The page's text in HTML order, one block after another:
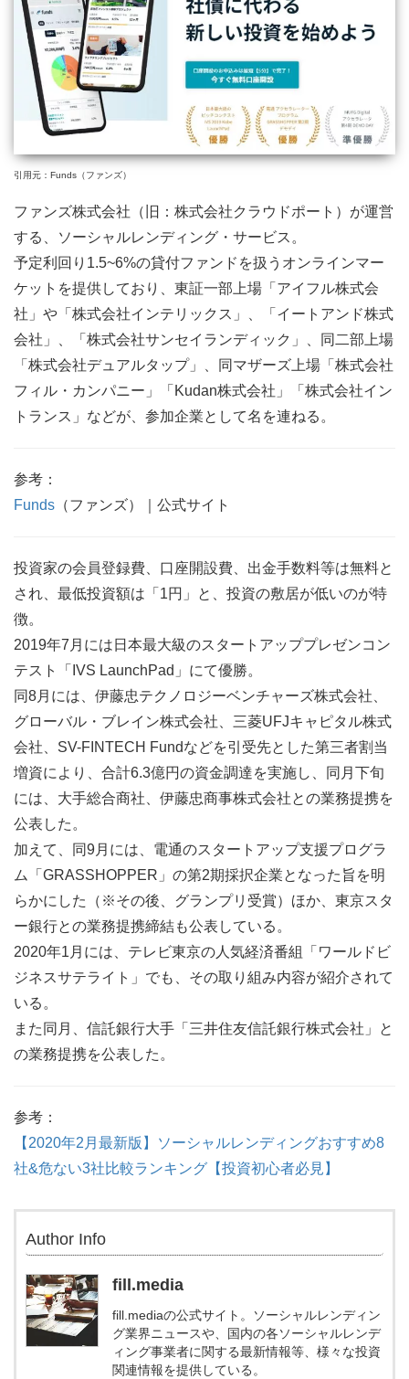
引用元：Funds（ファンズ）
ファンズ株式会社（旧：株式会社クラウドポート）が運営
する、ソーシャルレンディング・サービス。
予定利回り1.5~6%の貸付ファンドを扱うオンラインマー
ケットを提供しており、東証一部上場「アイフル株式会
社」や「株式会社インテリックス」、「イートアンド株式
会社」、「株式会社サンセイランディック」、同二部上場
「株式会社デュアルタップ」、同マザーズ上場「株式会社
フィル・カンパニー」「Kudan株式会社」「株式会社イン
トランス」などが、参加企業として名を連ねる。
参考：
Funds （ファンズ）｜公式サイト
投資家の会員登録費、口座開設費、出金手数料等は無料と
され、最低投資額は「1円」と、投資の敷居が低いのが特
徴。
2019年7月には日本最大級のスタートアッププレゼンコン
テスト「IVS LaunchPad」にて優勝。
同8月には、伊藤忠テクノロジーベンチャーズ株式会社、
グローバル・ブレイン株式会社、三菱UFJキャピタル株式
会社、SV-FINTECH Fundなどを引受先とした第三者割当
増資により、合計6.3億円の資金調達を実施し、同月下旬
には、大手総合商社、伊藤忠商事株式会社との業務提携を
公表した。
加えて、同9月には、電通のスタートアップ支援プログラ
ム「GRASSHOPPER」の第2期採択企業となった旨を明
らかにした（※その後、グランプリ受賞）ほか、東京スタ
ー銀行との業務提携締結も公表している。
2020年1月には、テレビ東京の人気経済番組「ワールドビ
ジネスサテライト」でも、その取り組み内容が紹介されて
いる。
また同月、信託銀行大手「三井住友信託銀行株式会社」と
の業務提携を公表した。
参考：
【2020年2月最新版】ソーシャルレンディングおすすめ8
社&危ない3社比較ランキング【投資初心者必見】
Author Info
fill.media
fill.mediaの公式サイト。ソーシャルレンディン
グ業界ニュースや、国内の各ソーシャルレンデ
ィング事業者に関する最新情報等、様々な投資
関連情報を提供している。